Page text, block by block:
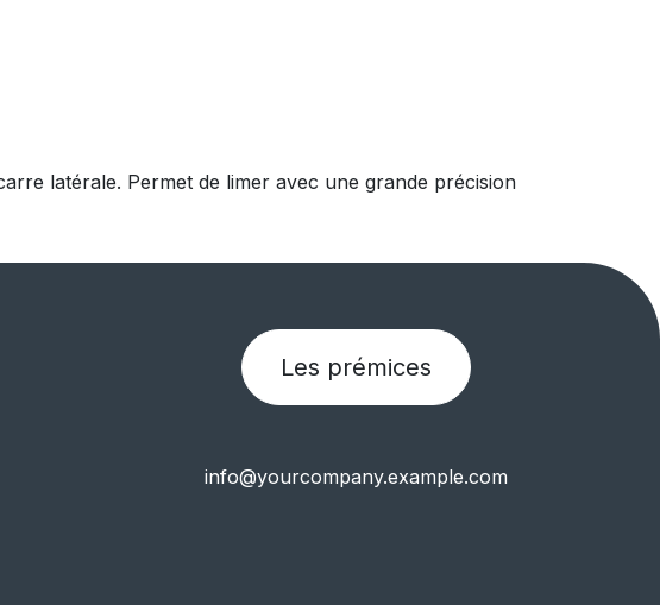
latérale. Permet de limer avec une grande précision
Les prémices
info@yourcompany.example.com